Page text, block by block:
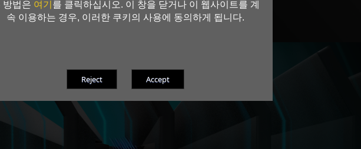
방법은 여기를 클릭하십시오. 이 창을 닫거나 이 웹사이트를 계
속 이용하는 경우, 이러한 쿠키의 사용에 동의하게 됩니다.
를 기반으로 합니다. 실제 결과는 특정 설정에 따라 달라질 수 있습니다.